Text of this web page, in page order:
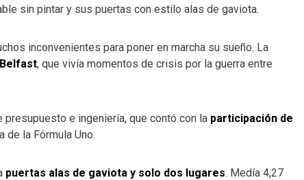
sin pintar y sus puertas con estilo alas de gaviota.
inconvenientes para poner en marcha su sueño. La
, que vivía momentos de crisis por la guerra entre
e ingeniería, que contó con la participación de
de la Fórmula Uno.
puertas alas de gaviota y solo dos lugares. Medía 4,27